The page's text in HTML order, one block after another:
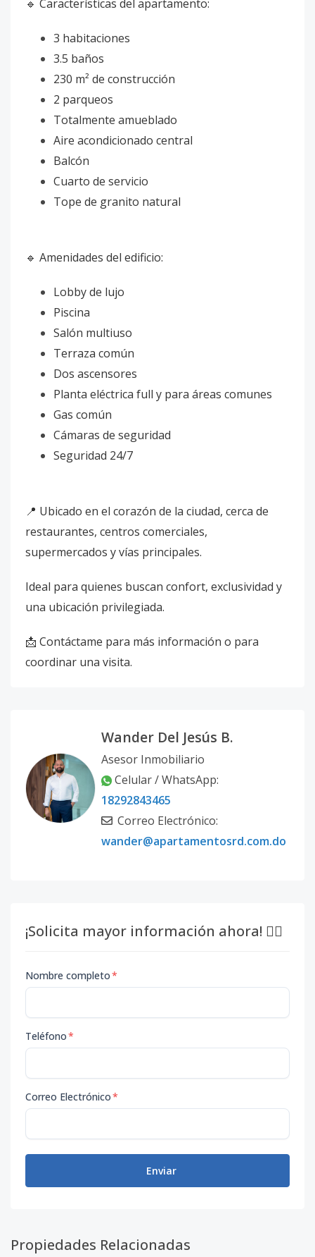
🔹 Características del apartamento:
3 habitaciones
3.5 baños
230 m² de construcción
2 parqueos
Totalmente amueblado
Aire acondicionado central
Balcón
Cuarto de servicio
Tope de granito natural
🔹 Amenidades del edificio:
Lobby de lujo
Piscina
Salón multiuso
Terraza común
Dos ascensores
Planta eléctrica full y para áreas comunes
Gas común
Cámaras de seguridad
Seguridad 24/7
📍 Ubicado en el corazón de la ciudad, cerca de
restaurantes, centros comerciales,
supermercados y vías principales.
Ideal para quienes buscan confort, exclusividad y
una ubicación privilegiada.
📩 Contáctame para más información o para
coordinar una visita.
Wander Del Jesús B.
Asesor Inmobiliario
Celular / WhatsApp:
18292843465
Correo Electrónico:
wander@apartamentosrd.com.do
¡Solicita mayor información ahora! 👇🏽
Nombre completo*
Teléfono*
Correo Electrónico*
Enviar
Propiedades Relacionadas